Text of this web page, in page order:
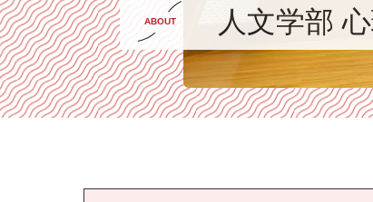
ABOUT 人文学部